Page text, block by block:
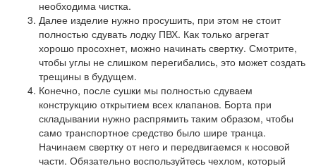
необходима чистка.
Далее изделие нужно просушить, при этом не стоит
полностью сдувать лодку ПВХ. Как только агрегат
хорошо просохнет, можно начинать свертку. Смотрите,
чтобы углы не слишком перегибались, это может создать
трещины в будущем.
Конечно, после сушки мы полностью сдуваем
конструкцию открытием всех клапанов. Борта при
складывании нужно распрямить таким образом, чтобы
само транспортное средство было шире транца.
Начинаем свертку от него и передвигаемся к носовой
части. Обязательно воспользуйтесь чехлом, который